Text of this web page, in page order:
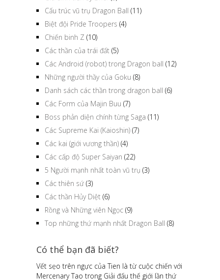
Cấu trúc vũ trụ Dragon Ball (11)
Biệt đội Pride Troopers (4)
Chiến binh Z (10)
Các thần của trái đất (5)
Các Android (robot) trong Dragon ball (12)
Những người thầy của Goku (8)
Danh sách các thần trong dragon ball (6)
Các Form của Majin Buu (7)
Boss phản diện chính từng Saga (11)
Các Supreme Kai (Kaioshin) (7)
Các kai (giới vương thần) (4)
Các cấp độ Super Saiyan (22)
5 Người mạnh nhất toàn vũ trụ (3)
Các thiên sứ (3)
Các thần Hủy Diệt (6)
Rồng và Những viên Ngọc (9)
Top những thứ mạnh nhất Dragon Ball (8)
Có thể bạn đã biết?
Vết sẹo trên ngực của Tien là từ cuộc chiến với
Mercenary Tao trong Giải đấu thế giới lần thứ